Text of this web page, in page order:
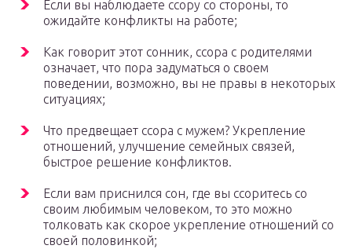
Если вы наблюдаете ссору со стороны, то
ожидайте конфликты на работе;
Как говорит этот сонник, ссора с родителями
означает, что пора задуматься о своем
поведении, возможно, вы не правы в некоторых
ситуациях;
Что предвещает ссора с мужем? Укрепление
отношений, улучшение семейных связей,
быстрое решение конфликтов.
Если вам приснился сон, где вы ссоритесь со
своим любимым человеком, то это можно
толковать как скорое укрепление отношений со
своей половинкой;